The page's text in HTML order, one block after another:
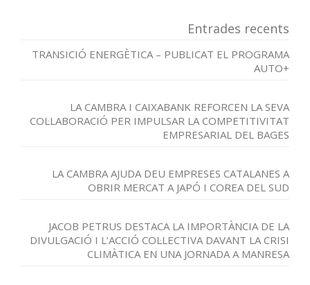
Entrades recents
TRANSICIÓ ENERGÈTICA – PUBLICAT EL PROGRAMA
AUTO+
LA CAMBRA I CAIXABANK REFORCEN LA SEVA
COL·LABORACIÓ PER IMPULSAR LA COMPETITIVITAT
EMPRESARIAL DEL BAGES
LA CAMBRA AJUDA DEU EMPRESES CATALANES A
OBRIR MERCAT A JAPÓ I COREA DEL SUD
JACOB PETRUS DESTACA LA IMPORTÀNCIA DE LA
DIVULGACIÓ I L’ACCIÓ COL·LECTIVA DAVANT LA CRISI
CLIMÀTICA EN UNA JORNADA A MANRESA